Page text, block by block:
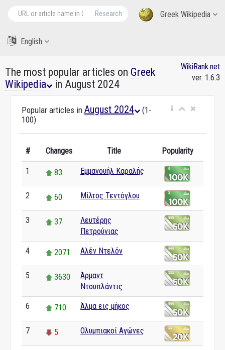
Greek Wikipedia
Research
English
The most popular articles on Greek
Wikipedia
in August 2024
WikiRank.net
ver. 1.6.3
Popular articles in August 2024
(1-
100)
# Changes Title Popularity
1 83 Εμμανουήλ Καραλής
2 60 Μίλτος Τεντόγλου
3 37
Λευτέρης
Πετρούνιας
4 2071 Αλέν Ντελόν
5 3630
Άρμαντ
Ντουπλάντις
6 710 Άλμα εις μήκος
7 5 Ολυμπιακοί Αγώνες